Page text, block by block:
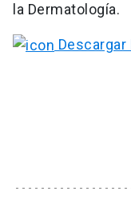
la Dermatología.
Descargar